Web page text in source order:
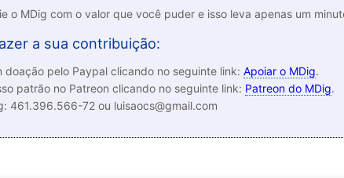
o MDig com o valor que você puder e isso leva apenas um
a sua contribuição:
doação pelo Paypal clicando no seguinte link: Apoiar o MDig.
patrão no Patreon clicando no seguinte link: Patreon do MDig.
461.396.566-72 ou luisaocs@gmail.com